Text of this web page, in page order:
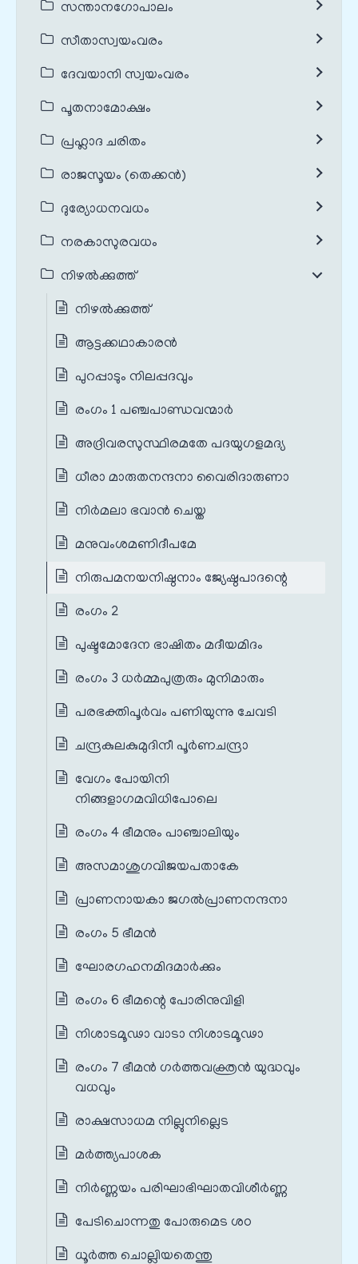
സന്താനഗോപാലം
സീതാസ്വയംവരം
ദേവയാനി സ്വയംവരം
പൂതനാമോക്ഷം
പ്രഹ്ലാദ ചരിതം
രാജസൂയം (തെക്കൻ)
ദുര്യോധനവധം
നരകാസുരവധം
നിഴൽക്കുത്ത്
നിഴൽക്കുത്ത്
ആട്ടക്കഥാകാരൻ
പുറപ്പാടും നിലപ്പദവും
രംഗം 1 പഞ്ചപാണ്ഡവന്മാർ
അദ്രിവരസുസ്ഥിരമതേ പദയുഗളമദ്യ
ധീരാ മാരുതനന്ദനാ വൈരിദാരുണാ
നിർമലാ ഭവാൻ ചെയ്ത
മനുവംശമണിദീപമേ
നിരുപമനയനിഷ്ഠനാം ജ്യേഷ്ഠപാദന്റെ
രംഗം 2
പുഷ്ടമോദേന ഭാഷിതം മദീയമിദം
രംഗം 3 ധർമ്മപുത്രരും മുനിമാരും
പരഭക്തിപൂർവം പണിയുന്നു ചേവടി
ചന്ദ്രകുലകുമുദിനീ പൂർണചന്ദ്രാ
വേഗം പോയിനി
നിങ്ങളാഗമവിധിപോലെ
രംഗം 4 ഭീമനും പാഞ്ചാലിയും
അസമാശുഗവിജയപതാകേ
പ്രാണനായകാ ജഗൽപ്രാണനന്ദനാ
രംഗം 5 ഭീമൻ
ഘോരഗഹനമിദമാർക്കും
രംഗം 6 ഭീമന്റെ പോരിനുവിളി
നിശാടമൂഢാ വാടാ നിശാടമൂഢാ
രംഗം 7 ഭീമൻ ഗർത്തവക്ത്രൻ യുദ്ധവും
വധവും
രാക്ഷസാധമ നില്ലുനില്ലെട
മർത്ത്യപാശക
നിർണ്ണയം പരിഘാഭിഘാതവിശീർണ്ണ
പേടിചൊന്നതു പോരുമെട ശഠ
ധൂർത്ത ചൊല്ലിയതെന്തു